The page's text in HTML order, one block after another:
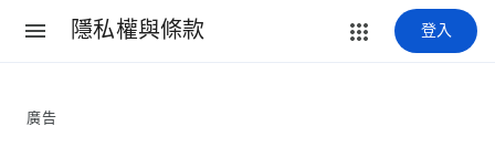
隱私權與條款 登入
廣告